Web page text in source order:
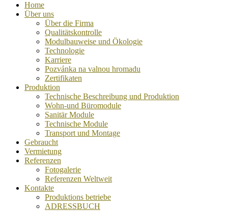
Home
Über uns
Über die Firma
Qualitätskontrolle
Modulbauweise und Ökologie
Technologie
Karriere
Pozvánka na valnou hromadu
Zertifikaten
Produktion
Technische Beschreibung und Produktion
Wohn-und Büromodule
Sanitär Module
Technische Module
Transport und Montage
Gebraucht
Vermietung
Referenzen
Fotogalerie
Referenzen Weltweit
Kontakte
Produktions betriebe
ADRESSBUCH